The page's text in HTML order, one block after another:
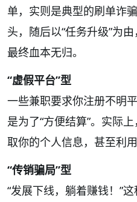
单，实则是典型的刷单诈
头，随后以“任务升级”为
最终血本无归。
“虚假平台”型
一些兼职要求你注册不明
是为了“方便结算”。实际
取你的个人信息，甚至利
“传销骗局”型
“发展下线，躺着赚钱！”